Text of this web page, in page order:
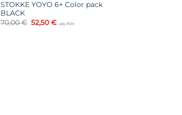
STOKKE YOYO 6+ Color pack
BLACK
70,00€ Izvorna
cijena
52,50€Trenutna
cijena
uklj. PDV